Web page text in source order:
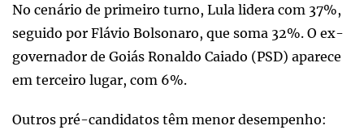
No cenário de primeiro turno, Lula lidera com 37%,
seguido por Flávio Bolsonaro, que soma 32%. O ex-
governador de Goiás Ronaldo Caiado (PSD) aparece
em terceiro lugar, com 6%.
Outros pré-candidatos têm menor desempenho: